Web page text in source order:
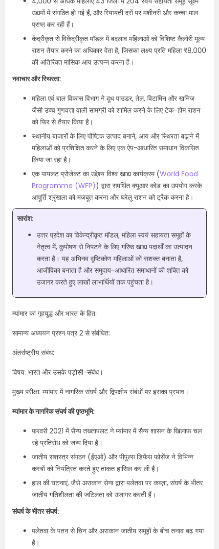
उद्यमों में संगठित हो गई हैं, और रियायती दरों पर मशीनरी और कच्चा माल
प्राप्त कर रही हैं।
केंद्रीकृत से विकेंद्रीकृत मॉडल में बदलाव महिलाओं को विशिष्ट कैलोरी मूल्य
राशन तैयार करने का अधिकार देता है, जिसका लक्ष्य प्रति महिला ₹8,000
की अतिरिक्त मासिक आय उत्पन्न करना है।
नवाचार और स्थिरता:
महिला एवं बाल विकास विभाग ने दूध पाउडर, तेल, विटामिन और खनिज
जैसी उच्च गुणवत्ता वाली सामग्री को शामिल करने के लिए टेक-होम राशन
को फिर से तैयार किया है।
स्थानीय बाजारों के लिए पौष्टिक उत्पाद बनाने, आय और स्थिरता बढ़ाने में
महिलाओं को प्रशिक्षित करने के लिए एक ऐप-आधारित समाधान विकसित
किया जा रहा है।
एक पायलट प्रोजेक्ट का उद्देश्य विश्व खाद्य कार्यक्रम (World Food
Programme (WFP)) द्वारा समर्थित क्यूआर कोड का उपयोग करके
आपूर्ति श्रृंखला को मजबूत करना और घरेलू राशन को ट्रैक करना है।
सारांश:
उत्तर प्रदेश का विकेन्द्रीकृत मॉडल, महिला स्वयं सहायता समूहों के
नेतृत्व में, कुपोषण से निपटने के लिए गरिष्ठ खाद्य पदार्थों का उत्पादन
करता है। यह अभिनव दृष्टिकोण महिलाओं को सशक्त बनाता है,
आजीविका बनाता है और समुदाय-आधारित समाधानों की शक्ति को
उजागर करते हुए लाखों लाभार्थियों तक पहुंचता है।
म्यांमार का गृहयुद्ध और भारत के हित:
सामान्य अध्ययन प्रश्न पत्र 2 से संबंधित:
अंतर्राष्ट्रीय संबंध:
विषय: भारत और उसके पड़ोसी-संबंध।
मुख्य परीक्षा: म्यांमार में नागरिक संघर्ष और द्विपक्षीय संबंधों पर इसका प्रभाव।
म्यांमार के नागरिक संघर्ष की पृष्ठभूमि:
फरवरी 2021 में सैन्य तख्तापलट ने म्यांमार में सैन्य शासन के खिलाफ चल
रहे प्रतिरोध को जन्म दिया है।
जातीय सशस्त्र संगठन (ईएओ) और पीपुल्स डिफेंस फोर्सेज ने विभिन्न
कस्बों को नियंत्रित करते हुए ताकत हासिल कर ली है।
हाल की घटनाएं, जैसे अराकान सेना द्वारा पलेतवा पर कब्ज़ा, संघर्ष के भीतर
जातीय गतिशीलता की जटिलता को उजागर करती हैं।
संघर्ष के भीतर संघर्ष:
पलेतवा के पतन से चिन और अराकान जातीय समूहों के बीच तनाव बढ़ गया
है।